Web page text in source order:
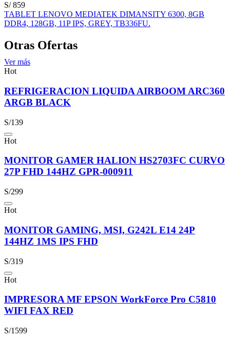
S/ 859
TABLET LENOVO MEDIATEK DIMANSITY 6300, 8GB
DDR4, 128GB, 11P IPS, GREY, TB336FU.
Otras Ofertas
Ver más
Hot
REFRIGERACION LIQUIDA AIRBOOM ARC360
ARGB BLACK
S/139
Hot
MONITOR GAMER HALION HS2703FC CURVO
27P FHD 144HZ GPR-000911
S/299
Hot
MONITOR GAMING, MSI, G242L E14 24P
144HZ 1MS IPS FHD
S/319
Hot
IMPRESORA MF EPSON WorkForce Pro C5810
WIFI FAX RED
S/1599